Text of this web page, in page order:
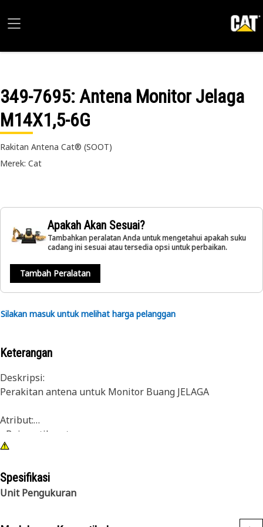
349-7695: Antena Monitor Jelaga
M14X1,5-6G
Rakitan Antena Cat® (SOOT)
Merek: Cat
Apakah Akan Sesuai?
Tambahkan peralatan Anda untuk mengetahui apakah suku
cadang ini sesuai atau tersedia opsi untuk perbaikan.
Tambah Peralatan
Silakan masuk untuk melihat harga pelanggan
Keterangan
Deskripsi:
Perakitan antena untuk Monitor Buang JELAGA
Atribut:
• Baja antikarat
• Tutup pelindung debu
Aplikasi:
• Kendaraan Non Jalan Raya, engine industri dan gas
Spesifikasi
Unit Pengukuran